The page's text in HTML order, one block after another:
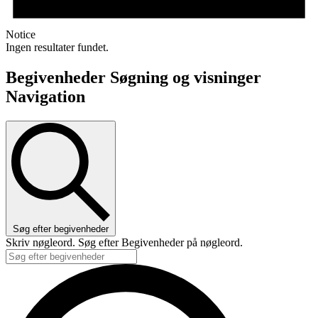
Notice
Ingen resultater fundet.
Begivenheder Søgning og visninger
Navigation
Søg efter begivenheder
Skriv nøgleord. Søg efter Begivenheder på nøgleord.